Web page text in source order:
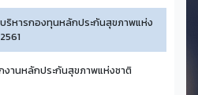
ริหารกองทุนหลักประกันสุขภาพแห่ง
งานหลักประกันสุขภาพแห่งชาติ